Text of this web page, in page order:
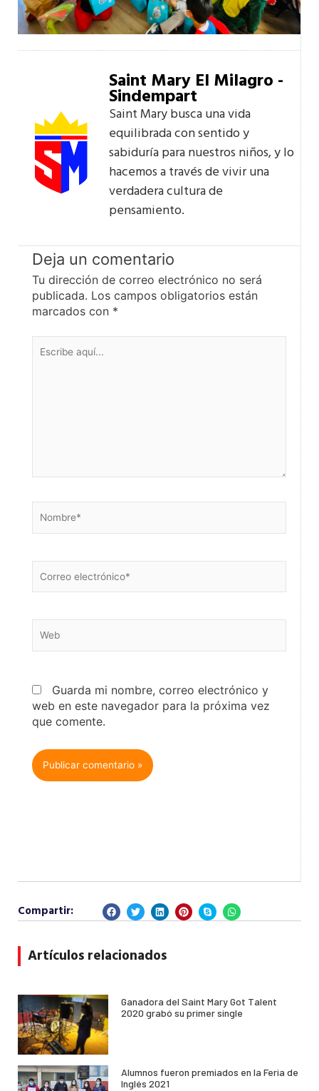
Saint Mary El Milagro -
Sindempart
Saint Mary busca una vida
equilibrada con sentido y
sabiduría para nuestros niños, y lo
hacemos a través de vivir una
verdadera cultura de
pensamiento.
Deja un comentario
Tu dirección de correo electrónico no será
publicada. Los campos obligatorios están
marcados con *
aquí...
electrónico*
Guarda mi nombre, correo electrónico y
web en este navegador para la próxima vez
que comente.
Compartir:
Artículos relacionados
Ganadora del Saint Mary Got Talent
2020 grabó su primer single
Alumnos fueron premiados en la Feria de
Inglés 2021